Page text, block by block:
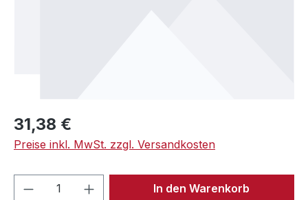
Regulärer Preis:
31,38 €
Preise inkl. MwSt. zzgl. Versandkosten
Produkt Anzahl: Gib denIn den Warenkorb